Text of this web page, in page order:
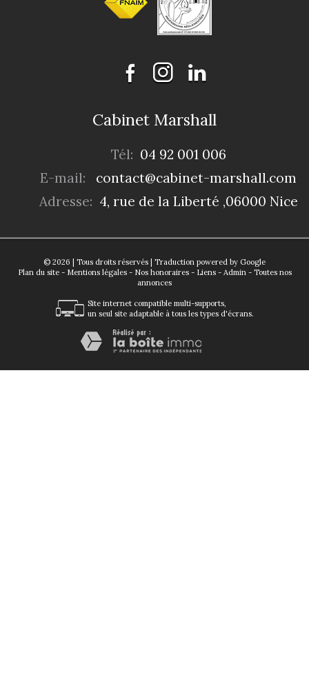
Cabinet Marshall
Tél: 04 92 001 006
E-mail: contact@cabinet-marshall.com
Adresse: 4, rue de la Liberté ,06000 Nice
© 2026 | Tous droits réservés | Traduction powered by Google
Plan du site- Mentions légales- Nos honoraires- Liens- Admin- Toutes nos
annonces
Site internet compatible multi-supports,
un seul site adaptable à tous les types d'écrans.